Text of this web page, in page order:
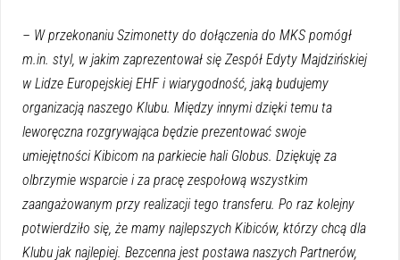
– W przekonaniu Szimonetty do dołączenia do MKS pomógł
m.in. styl, w jakim zaprezentował się Zespół Edyty Majdzińskiej
w Lidze Europejskiej EHF i wiarygodność, jaką budujemy
organizacją naszego Klubu. Między innymi dzięki temu ta
leworęczna rozgrywająca będzie prezentować swoje
umiejętności Kibicom na parkiecie hali Globus. Dziękuję za
olbrzymie wsparcie i za pracę zespołową wszystkim
zaangażowanym przy realizacji tego transferu. Po raz kolejny
potwierdziło się, że mamy najlepszych Kibiców, którzy chcą dla
Klubu jak najlepiej. Bezcenna jest postawa naszych Partnerów,